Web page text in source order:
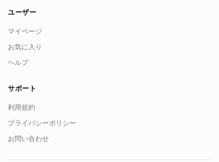
ユーザー
マイページ
お気に入り
ヘルプ
サポート
利用規約
プライバシーポリシー
お問い合わせ